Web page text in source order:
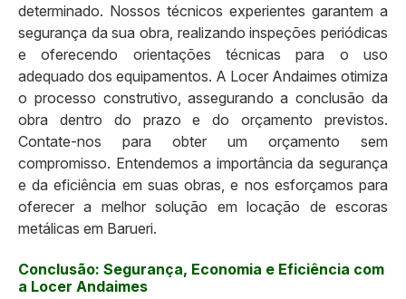
determinado. Nossos técnicos experientes garantem a
segurança da sua obra, realizando inspeções periódicas
e oferecendo orientações técnicas para o uso
adequado dos equipamentos. A Locer Andaimes otimiza
o processo construtivo, assegurando a conclusão da
obra dentro do prazo e do orçamento previstos.
Contate-nos para obter um orçamento sem
compromisso. Entendemos a importância da segurança
e da eficiência em suas obras, e nos esforçamos para
oferecer a melhor solução em locação de escoras
metálicas em Barueri.
Conclusão: Segurança, Economia e Eficiência com
a Locer Andaimes